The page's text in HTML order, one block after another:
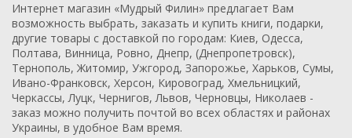
Интернет магазин «Мудрый Филин» предлагает Вам
возможность выбрать, заказать и купить книги, подарки,
другие товары с доставкой по городам: Киев, Одесса,
Полтава, Винница, Ровно, Днепр, (Днепропетровск),
Тернополь, Житомир, Ужгород, Запорожье, Харьков, Сумы,
Ивано-Франковск, Херсон, Кировоград, Хмельницкий,
Черкассы, Луцк, Чернигов, Львов, Черновцы, Николаев -
заказ можно получить почтой во всех областях и районах
Украины, в удобное Вам время.